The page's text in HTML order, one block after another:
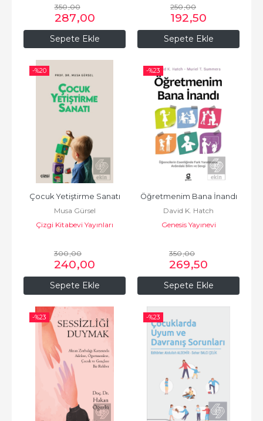
Sepete Ekle
350,00
287,00
Sepete Ekle
250,00
192,50
-%20
Sepete Ekle
Çocuk Yetiştirme Sanatı
Musa Gürsel
Çizgi Kitabevi Yayınları
300,00
240,00
-%23
Sepete Ekle
Öğretmenim Bana İnandı
David K. Hatch
Genesis Yayınevi
350,00
269,50
-%23 -%23